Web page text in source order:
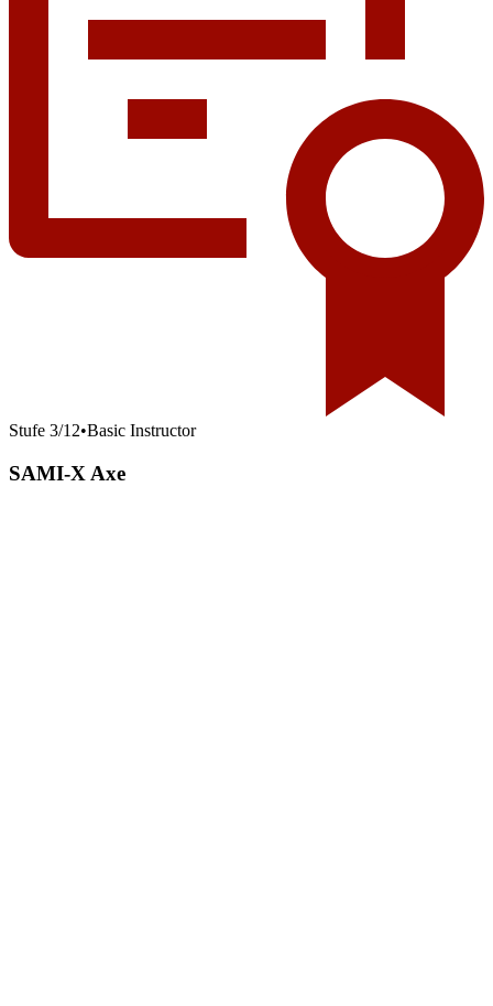
Stufe 3/12•Basic Instructor
SAMI-X Axe